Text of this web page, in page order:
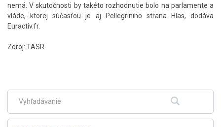
nemá. V skutočnosti by takéto rozhodnutie bolo na parlamente a
vláde, ktorej súčasťou je aj Pellegriniho strana Hlas, dodáva
Euractiv.fr.
Zdroj: TASR
hlavné
menu
Fulltextové
Hľadať